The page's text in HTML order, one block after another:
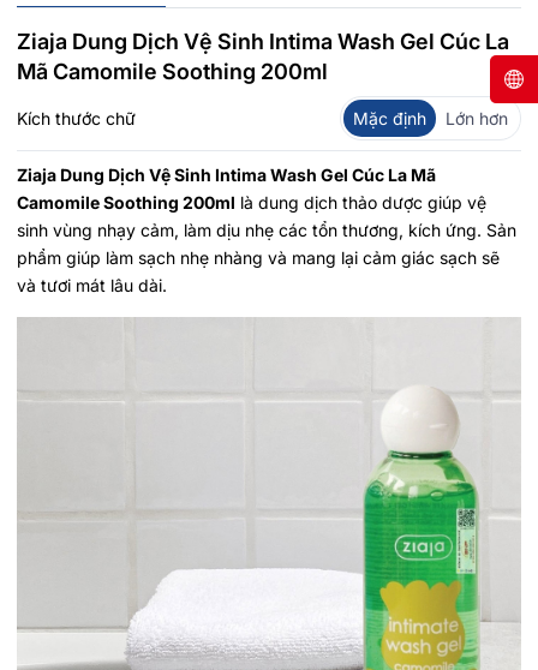
Ziaja Dung Dịch Vệ Sinh Intima Wash Gel Cúc La
Mã Camomile Soothing 200ml
Kích thước chữ Mặc định Lớn hơn
Ziaja Dung Dịch Vệ Sinh Intima Wash Gel Cúc La Mã
Camomile Soothing 200ml là dung dịch thảo dược giúp vệ
sinh vùng nhạy cảm, làm dịu nhẹ các tổn thương, kích ứng. Sản
phẩm giúp làm sạch nhẹ nhàng và mang lại cảm giác sạch sẽ
và tươi mát lâu dài.